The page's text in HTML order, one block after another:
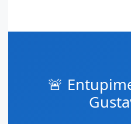
🚨